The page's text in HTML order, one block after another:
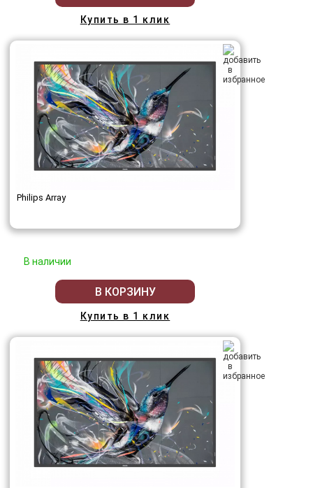
Купить в 1 клик
Philips Array
В наличии
В КОРЗИНУ
Купить в 1 клик